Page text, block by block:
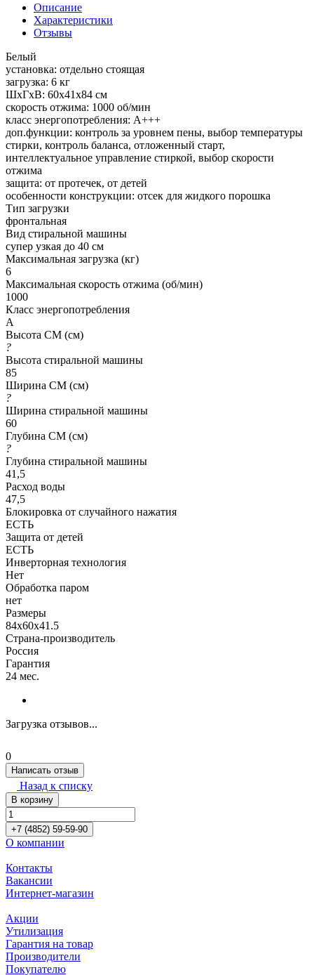
Описание
Характеристики
Отзывы
Белый
установка: отдельно стоящая
загрузка: 6 кг
ШхГхВ: 60х41х84 см
скорость отжима: 1000 об/мин
класс энергопотребления: A+++
доп.функции: контроль за уровнем пены, выбор температуры
стирки, контроль баланса, отложенный старт,
интеллектуальное управление стиркой, выбор скорости
отжима
защита: от протечек, от детей
особенности конструкции: отсек для жидкого порошка
Тип загрузки
фронтальная
Вид стиральной машины
супер узкая до 40 см
Максимальная загрузка (кг)
6
Максимальная скорость отжима (об/мин)
1000
Класс энергопотребления
A
Высота СМ (см)
?
Высота стиральной машины
85
Ширина СМ (см)
?
Ширина стиральной машины
60
Глубина СМ (см)
?
Глубина стиральной машины
41,5
Расход воды
47,5
Блокировка от случайного нажатия
ЕСТЬ
Защита от детей
ЕСТЬ
Инверторная технология
Нет
Обработка паром
нет
Размеры
84x60x41.5
Страна-производитель
Россия
Гарантия
24 мес.
Загрузка отзывов...
0
Написать отзыв
Назад к списку
В корзину
+7 (4852) 59-59-90
О компании
Контакты
Вакансии
Интернет-магазин
Акции
Утилизация
Гарантия на товар
Производители
Покупателю